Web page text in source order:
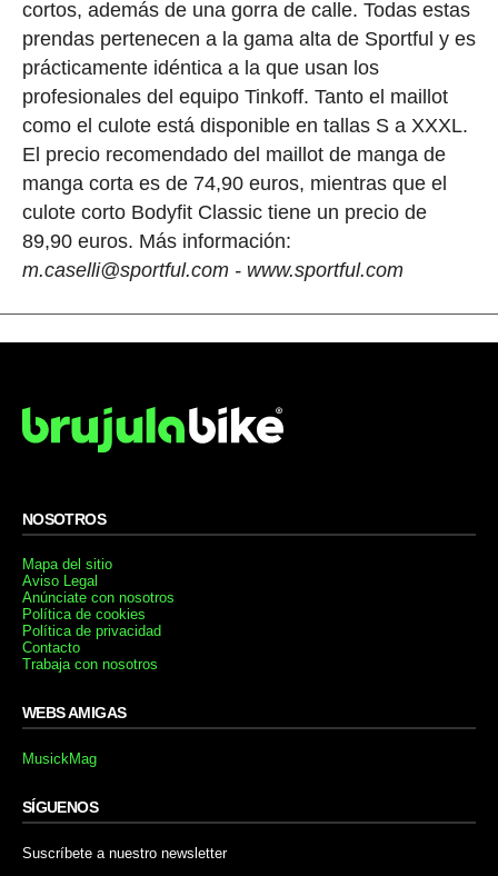
cortos, además de una gorra de calle. Todas estas
prendas pertenecen a la gama alta de Sportful y es
prácticamente idéntica a la que usan los
profesionales del equipo Tinkoff. Tanto el maillot
como el culote está disponible en tallas S a XXXL.
El precio recomendado del maillot de manga de
manga corta es de 74,90 euros, mientras que el
culote corto Bodyfit Classic tiene un precio de
89,90 euros. Más información:
m.caselli@sportful.com - www.sportful.com
NOSOTROS
Mapa del sitio
Aviso Legal
Anúnciate con nosotros
Política de cookies
Política de privacidad
Contacto
Trabaja con nosotros
WEBS AMIGAS
MusickMag
SÍGUENOS
Suscríbete a nuestro newsletter